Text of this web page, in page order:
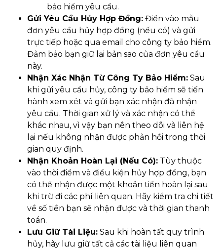
bảo hiểm yêu cầu.
Gửi Yêu Cầu Hủy Hợp Đồng: Điền vào mẫu
đơn yêu cầu hủy hợp đồng (nếu có) và gửi
trực tiếp hoặc qua email cho công ty bảo hiểm.
Đảm bảo bạn giữ lại bản sao của đơn yêu cầu
này.
Nhận Xác Nhận Từ Công Ty Bảo Hiểm: Sau
khi gửi yêu cầu hủy, công ty bảo hiểm sẽ tiến
hành xem xét và gửi bạn xác nhận đã nhận
yêu cầu. Thời gian xử lý và xác nhận có thể
khác nhau, vì vậy bạn nên theo dõi và liên hệ
lại nếu không nhận được phản hồi trong thời
gian quy định.
Nhận Khoản Hoàn Lại (Nếu Có): Tùy thuộc
vào thời điểm và điều kiện hủy hợp đồng, bạn
có thể nhận được một khoản tiền hoàn lại sau
khi trừ đi các phí liên quan. Hãy kiểm tra chi tiết
về số tiền bạn sẽ nhận được và thời gian thanh
toán.
Lưu Giữ Tài Liệu: Sau khi hoàn tất quy trình
hủy, hãy lưu giữ tất cả các tài liệu liên quan